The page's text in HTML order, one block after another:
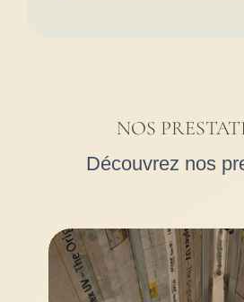
NOS
Découvrez nos